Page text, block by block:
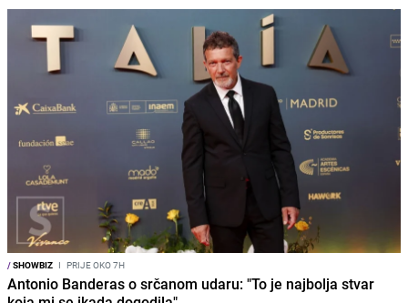
/SHOWBIZ I PRIJE OKO 7H
Antonio Banderas o srčanom udaru: "To je najbolja stvar